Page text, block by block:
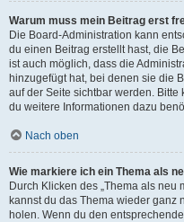
Warum muss mein Beitrag erst
Die Board-Administration kann
du einen Beitrag erstellt hast, die
ist auch möglich, dass die
hinzugefügt hat, bei denen sie die
auf der Seite sichtbar werden.
du weitere Informationen dazu
Nach oben
Wie markiere ich ein Thema als
Durch Klicken des „Thema als neu
kannst du das Thema wieder ganz
holen. Wenn du den